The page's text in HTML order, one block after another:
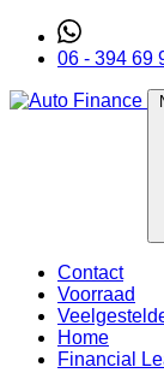
06 - 394 69
Contact
Voorraad
Home
Financial